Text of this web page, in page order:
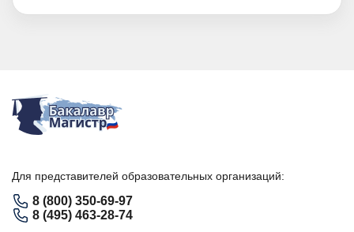
Для представителей образовательных организаций:
8 (800) 350-69-97
8 (495) 463-28-74